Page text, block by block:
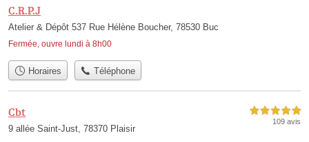
C.R.P.J
Atelier & Dépôt 537 Rue Hélène Boucher, 78530 Buc
Fermée, ouvre lundi à 8h00
Horaires Téléphone
Cbt
9 allée Saint-Just, 78370 Plaisir
5,0 étoiles sur 5
109 avis